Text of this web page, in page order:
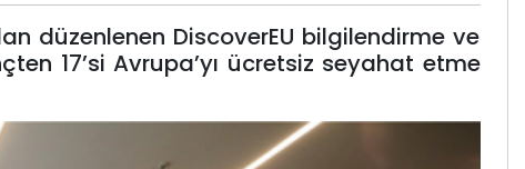
düzenlenen DiscoverEU bilgilendirme ve
17’si Avrupa’yı ücretsiz seyahat etme